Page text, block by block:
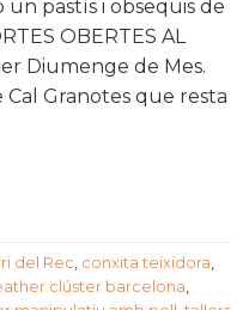
pastís i obsequis de
OBERTES AL
Diumenge de Mes.
Cal Granotes que resta
del Rec conxita teixidora
clúster barcelona